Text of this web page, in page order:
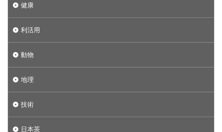
健康
利活用
動物
地理
技術
日本茶